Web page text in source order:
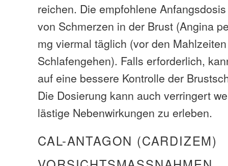
reichen. Die empfohlene
von Schmerzen in der Brust (Angina
mg viermal täglich (vor den
Schlafengehen). Falls erforderlich,
auf eine bessere Kontrolle der
Die Dosierung kann auch verringert
lästige Nebenwirkungen zu erleben.
CAL-ANTAGON (CARDIZEM)